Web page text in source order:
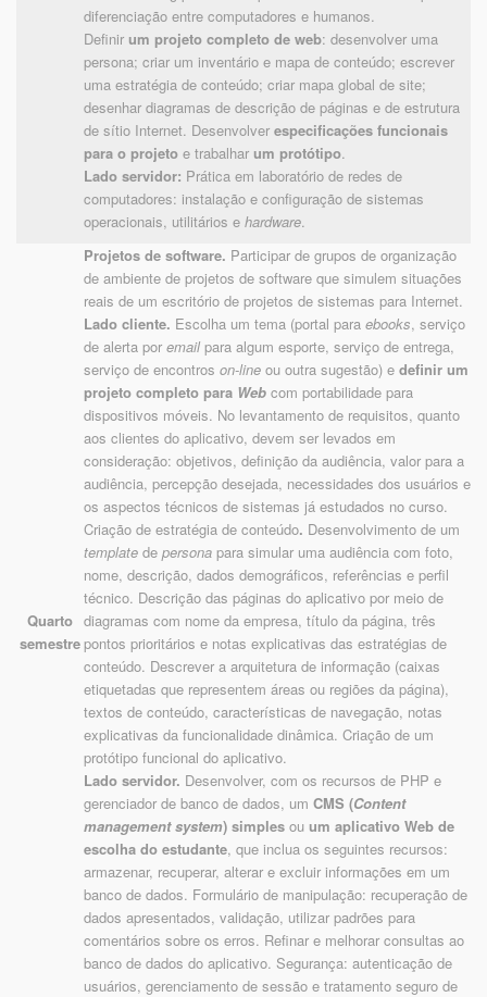
diferenciação entre computadores e humanos.
Definir um projeto completo de web: desenvolver uma
persona; criar um inventário e mapa de conteúdo; escrever
uma estratégia de conteúdo; criar mapa global de site;
desenhar diagramas de descrição de páginas e de estrutura
de sítio Internet. Desenvolver especificações funcionais
para o projeto e trabalhar um protótipo.
Lado servidor: Prática em laboratório de redes de
computadores: instalação e configuração de sistemas
operacionais, utilitários e hardware.
Quarto
semestre
Projetos de software. Participar de grupos de organização
de ambiente de projetos de software que simulem situações
reais de um escritório de projetos de sistemas para Internet.
Lado cliente. Escolha um tema (portal para ebooks, serviço
de alerta por email para algum esporte, serviço de entrega,
serviço de encontros on-line ou outra sugestão) e definir um
projeto completo para Web com portabilidade para
dispositivos móveis. No levantamento de requisitos, quanto
aos clientes do aplicativo, devem ser levados em
consideração: objetivos, definição da audiência, valor para a
audiência, percepção desejada, necessidades dos usuários e
os aspectos técnicos de sistemas já estudados no curso.
Criação de estratégia de conteúdo. Desenvolvimento de um
template de persona para simular uma audiência com foto,
nome, descrição, dados demográficos, referências e perfil
técnico. Descrição das páginas do aplicativo por meio de
diagramas com nome da empresa, título da página, três
pontos prioritários e notas explicativas das estratégias de
conteúdo. Descrever a arquitetura de informação (caixas
etiquetadas que representem áreas ou regiões da página),
textos de conteúdo, características de navegação, notas
explicativas da funcionalidade dinâmica. Criação de um
protótipo funcional do aplicativo.
Lado servidor. Desenvolver, com os recursos de PHP e
gerenciador de banco de dados, um CMS (Content
management system) simples ou um aplicativo Web de
escolha do estudante, que inclua os seguintes recursos:
armazenar, recuperar, alterar e excluir informações em um
banco de dados. Formulário de manipulação: recuperação de
dados apresentados, validação, utilizar padrões para
comentários sobre os erros. Refinar e melhorar consultas ao
banco de dados do aplicativo. Segurança: autenticação de
usuários, gerenciamento de sessão e tratamento seguro de